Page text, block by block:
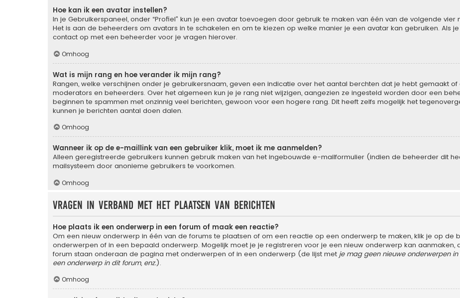
Hoe kan ik een avatar instellen?
In je Gebruikerspaneel, onder “Profiel” kun je een avatar toevoegen door gebruik te maken van één van de volgende vier
Het is aan de beheerders om avatars in te schakelen en om te kiezen op welke manier je een avatar kan gebruiken. Als
contact op met een beheerder voor je vragen hierover.
Omhoog
Wat is mijn rang en hoe verander ik mijn rang?
Rangen, welke verschijnen onder je gebruikersnaam, geven een indicatie over het aantal berchten dat je hebt gemaakt
moderators en beheerders. Over het algemeen kun je je rang niet wijzigen, aangezien ze ingesteld worden door een
beginnen te spammen met onzinnig veel berichten, gewoon voor een hogere rang. Dit heeft zelfs mogelijk het
kunnen je berichten aantal doen dalen.
Omhoog
Wanneer ik op de e-maillink van een gebruiker klik, moet ik me aanmelden?
Alleen geregistreerde gebruikers kunnen gebruik maken van het ingebouwde e-mailformulier (indien de beheerder dit
mailsysteem door anonieme gebruikers te voorkomen.
Omhoog
Vragen in verband met het plaatsen van berichten
Hoe plaats ik een onderwerp in een forum of maak een reactie?
Om een nieuw onderwerp in één van de forums te plaatsen of om een reactie op een onderwerp te maken, klik je op
onderwerpen of in een bepaald onderwerp. Mogelijk moet je je registreren voor je een nieuw onderwerp kan aanmaken,
forum staan onderaan de pagina met onderwerpen of in een onderwerp (de lijst met je mag geen nieuwe onderwerpen
een onderwerp in dit forum, enz.).
Omhoog